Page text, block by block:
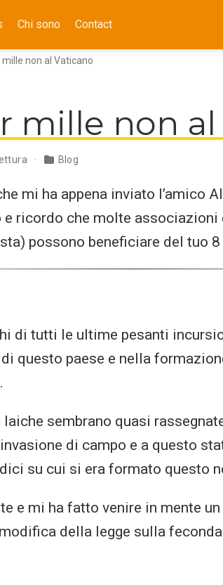
Chi sono Contact
non al Vaticano
mille non al
Blog
mi ha appena inviato l’amico
e ricordo che molte associazioni
possono beneficiare del tuo 8
di tutti le ultime pesanti
questo paese e nella
laiche sembrano quasi
di campo e a questo
su cui si era formato questo
e mi ha fatto venire in mente
della legge sulla